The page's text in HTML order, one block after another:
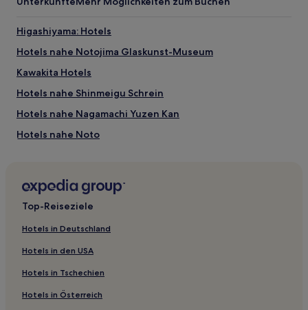
Higashiyama: Hotels
Hotels nahe Notojima Glaskunst-Museum
Kawakita Hotels
Hotels nahe Shinmeigu Schrein
Hotels nahe Nagamachi Yuzen Kan
Hotels nahe Noto
Hotels nahe Kenrokuen Garden
Hotels nahe Ishizuyama Panorama-Observatorium
Nakanoto Hotels
Hotels nahe 21st Century Museum of Contemporary Art
Top-Reiseziele
Hotels in Deutschland
Hotels in den USA
Hotels in Tschechien
Hotels in Österreich